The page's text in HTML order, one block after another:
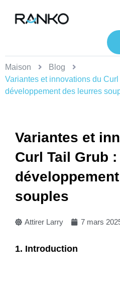
Maison
Blog
Variantes et innovations du
développement des leurres
Variantes et
Curl Tail Grub
souples
Attirer Larry 7 mars
1. Introduction